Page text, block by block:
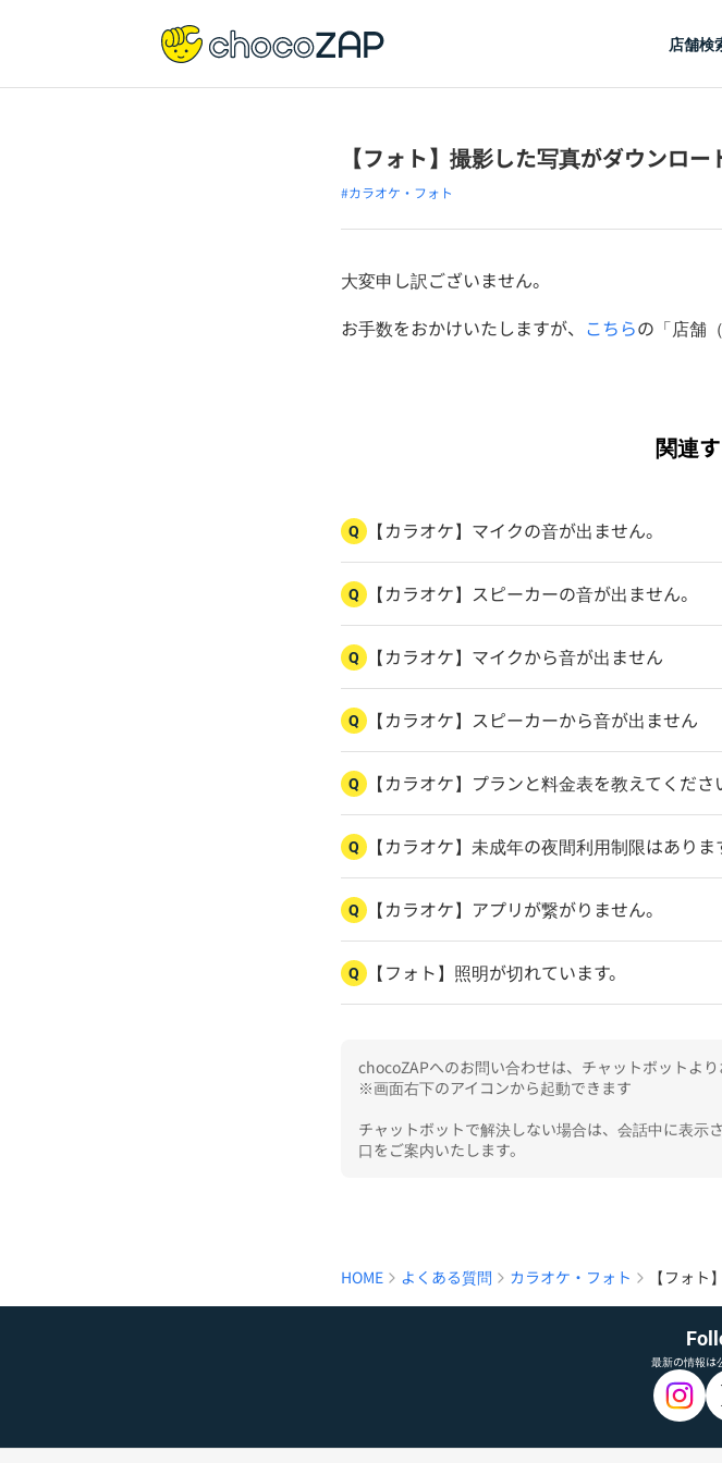
店舗検
【フォト】撮影した写真がダウンロー
#カラオケ・フォト
大変申し訳ございません。
お手数をおかけいたしますが、 こちらの「店舗
関連
Q 【カラオケ】マイクの音が出ません。
Q 【カラオケ】スピーカーの音が出ません。
Q 【カラオケ】マイクから音が出ません
Q 【カラオケ】スピーカーから音が出ません
Q 【カラオケ】プランと料金表を教えてくださ
Q 【カラオケ】未成年の夜間利用制限はありま
Q 【カラオケ】アプリが繋がりません。
Q 【フォト】照明が切れています。
chocoZAPへのお問い合わせは、チャットボットより
※画面右下のアイコンから起動できます
チャットボットで解決しない場合は、会話中に表示
口をご案内いたします。
HOME よくある質問 カラオケ・フォト 【フォト
最新の情報は